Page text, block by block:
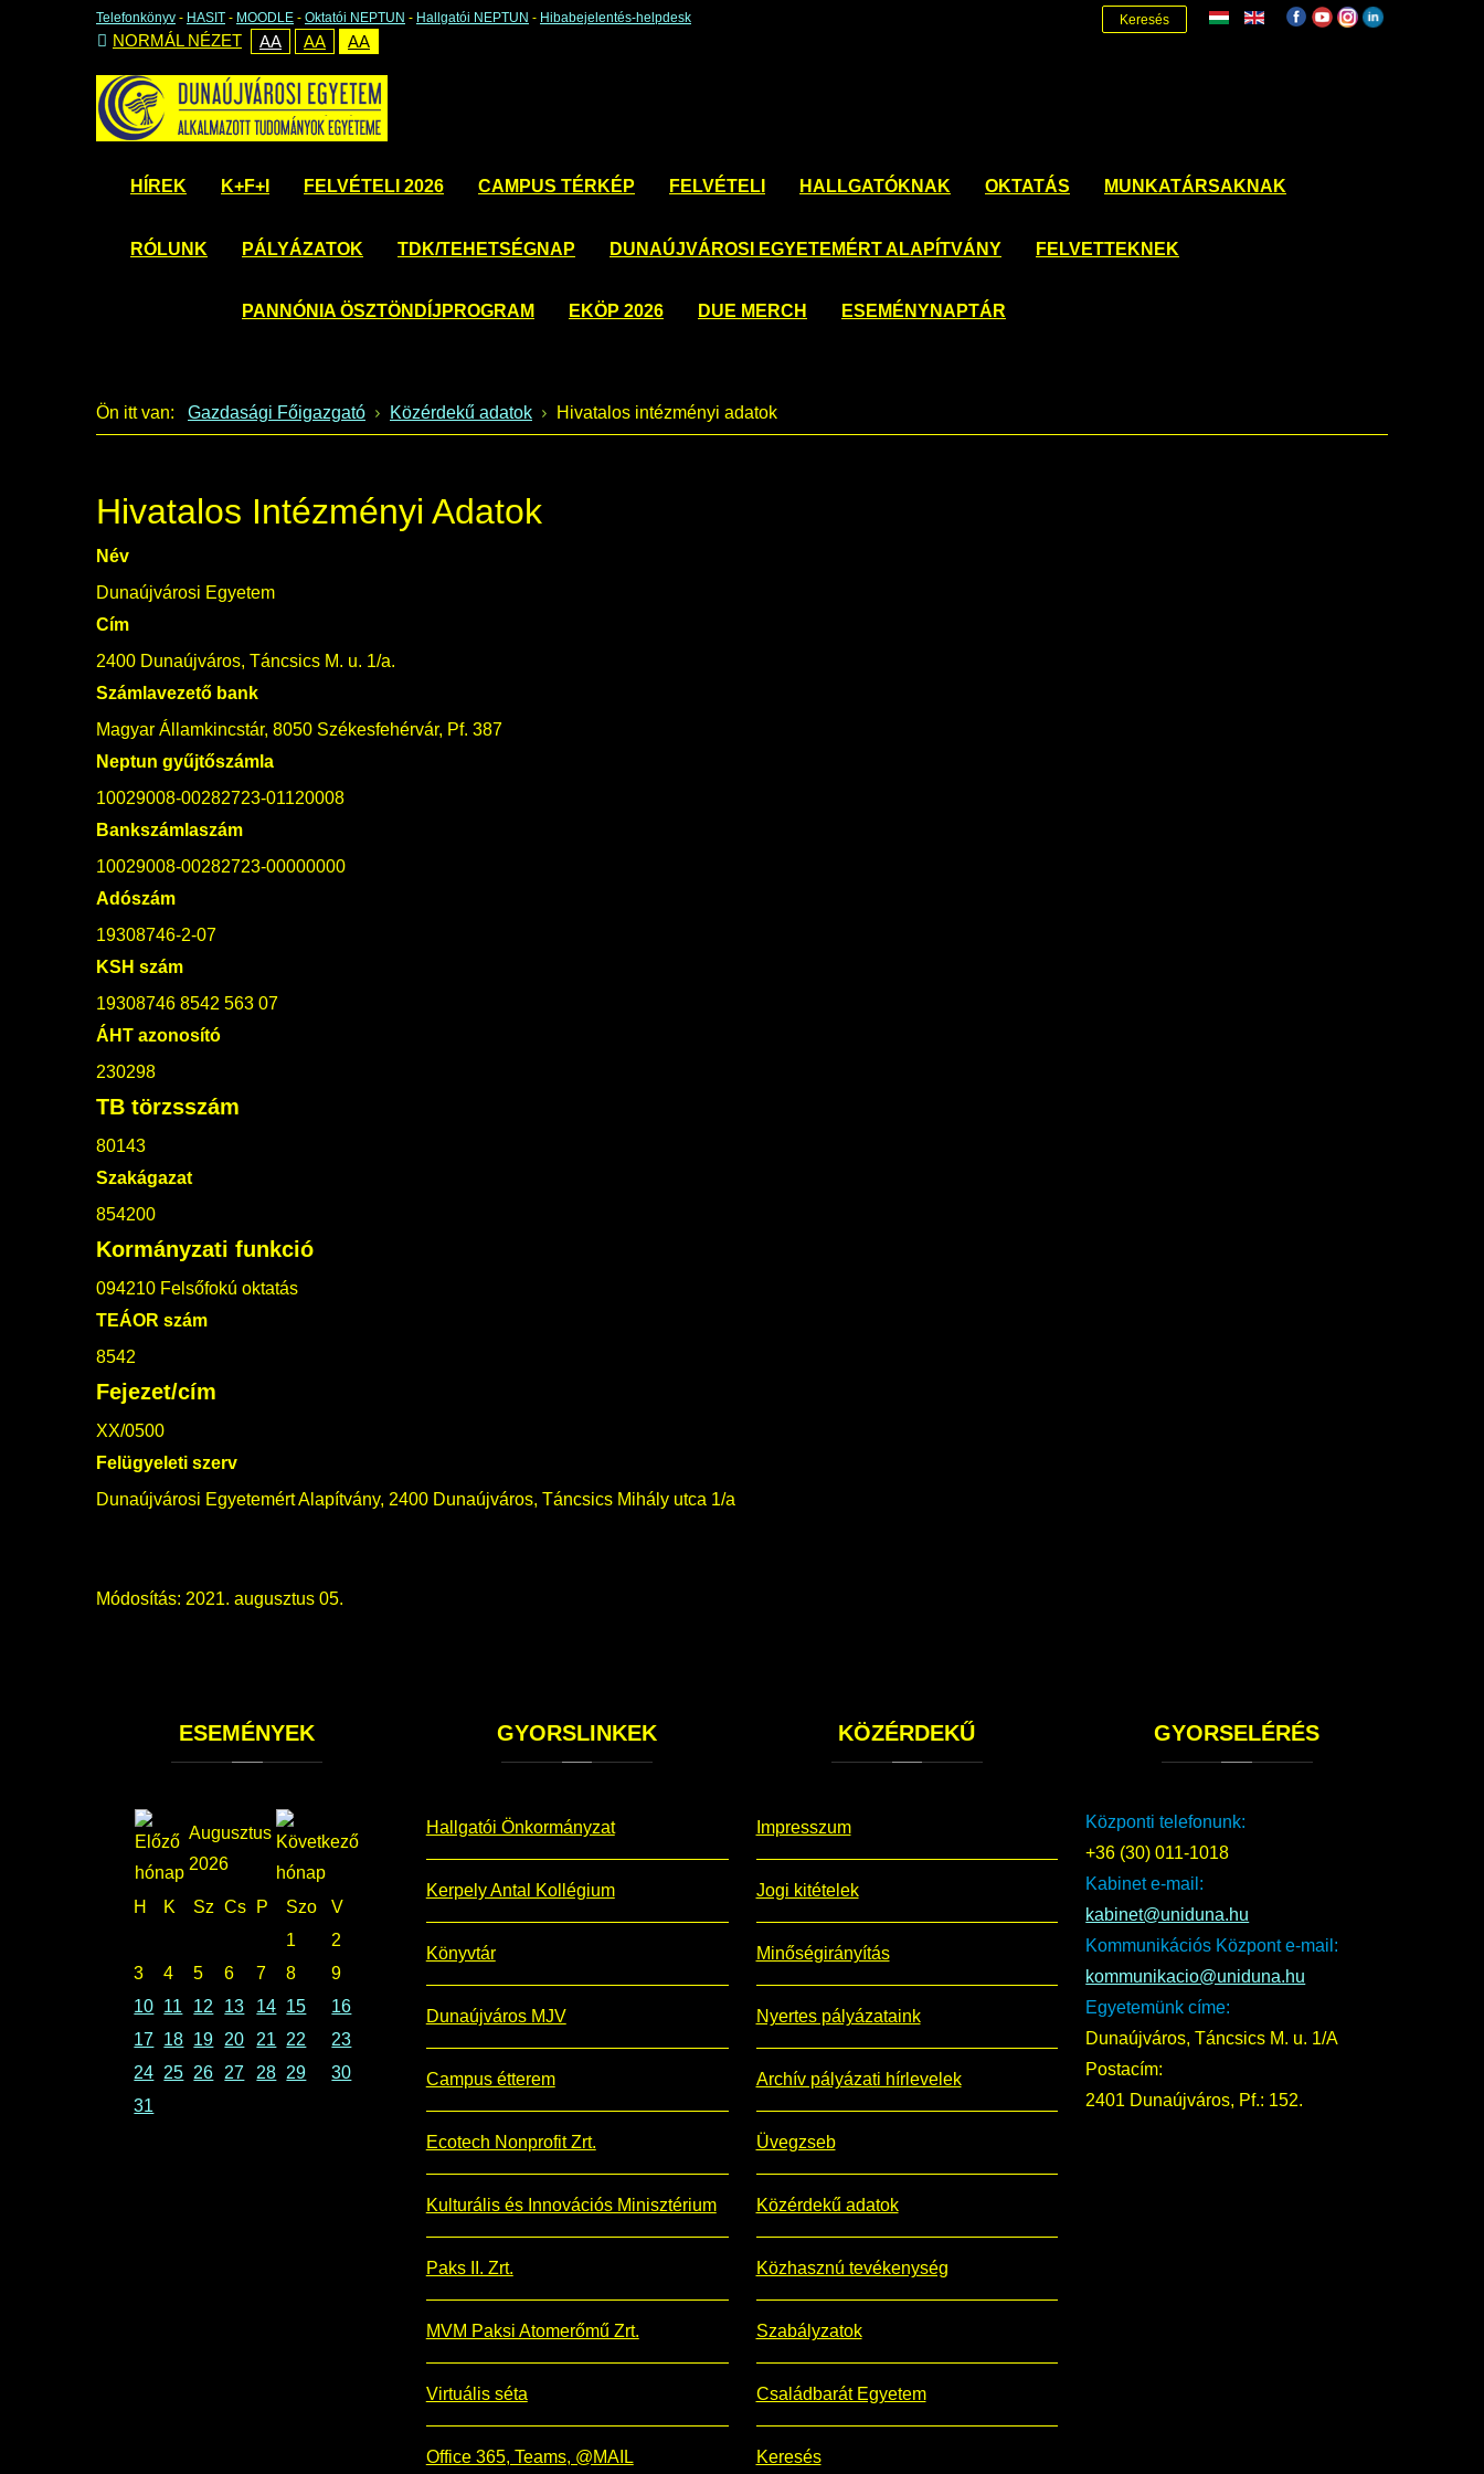
Telefonkönyv - HASIT - MOODLE - Oktatói NEPTUN - Hallgatói NEPTUN - Hibabejelentés-helpdesk
NORMÁL NÉZET AA AA AA
Keresés
HÍREK K+F+I FELVÉTELI 2026 CAMPUS TÉRKÉP FELVÉTELI HALLGATÓKNAK OKTATÁS MUNKATÁRSAKNAK
RÓLUNK PÁLYÁZATOK TDK/TEHETSÉGNAP DUNAÚJVÁROSI EGYETEMÉRT ALAPÍTVÁNY FELVETTEKNEK
PANNÓNIA ÖSZTÖNDÍJPROGRAM EKÖP 2026 DUE MERCH ESEMÉNYNAPTÁR
Ön itt van: Gazdasági Főigazgató Közérdekű adatok Hivatalos intézményi adatok
Hivatalos Intézményi Adatok
Név
Dunaújvárosi Egyetem
Cím
2400 Dunaújváros, Táncsics M. u. 1/a.
Számlavezető bank
Magyar Államkincstár, 8050 Székesfehérvár, Pf. 387
Neptun gyűjtőszámla
10029008-00282723-01120008
Bankszámlaszám
10029008-00282723-00000000
Adószám
19308746-2-07
KSH szám
19308746 8542 563 07
ÁHT azonosító
230298
TB törzsszám
80143
Szakágazat
854200
Kormányzati funkció
094210 Felsőfokú oktatás
TEÁOR szám
8542
Fejezet/cím
XX/0500
Felügyeleti szerv
Dunaújvárosi Egyetemért Alapítvány, 2400 Dunaújváros, Táncsics Mihály utca 1/a
Módosítás: 2021. augusztus 05.
ESEMÉNYEK
Augusztus
2026
H K Sz Cs P Szo
V
1
2
3
4 5 6 7 8
9
10 11 12 13 14 15
16
17 18 19 20 21 22
23
24 25 26 27 28 29
30
31
GYORSLINKEK
Hallgatói Önkormányzat
Kerpely Antal Kollégium
Könyvtár
Dunaújváros MJV
Campus étterem
Ecotech Nonprofit Zrt.
Kulturális és Innovációs Minisztérium
Paks II. Zrt.
MVM Paksi Atomerőmű Zrt.
Virtuális séta
Office 365, Teams, @MAIL
KÖZÉRDEKŰ
Impresszum
Jogi kitételek
Minőségirányítás
Nyertes pályázataink
Archív pályázati hírlevelek
Üvegzseb
Közérdekű adatok
Közhasznú tevékenység
Szabályzatok
Családbarát Egyetem
Keresés
GYORSELÉRÉS
Központi telefonunk:
+36 (30) 011-1018
Kabinet e-mail:
kabinet@uniduna.hu
Kommunikációs Központ e-mail:
kommunikacio@uniduna.hu
Egyetemünk címe:
Dunaújváros, Táncsics M. u. 1/A
Postacím:
2401 Dunaújváros, Pf.: 152.